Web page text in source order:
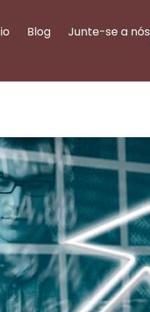
Blog Junte-se a nós